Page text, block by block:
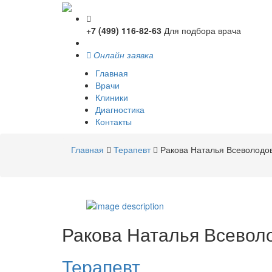
+7 (499) 116-82-63 Для подбора врача
Онлайн заявка
Главная
Врачи
Клиники
Диагностика
Контакты
Главная Терапевт Ракова Наталья
Ракова Наталья
Терапевт